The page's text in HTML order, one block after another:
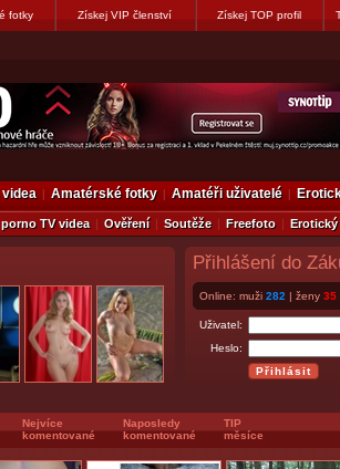
fotky Získej VIP členství Získej TOP profil
Amatérské fotky Amatéři uživatelé
porno TV videa Ověření Soutěže Freefoto
Přihlášení do
Online: muži 282 | ženy 35
Uživatel:
Heslo:
Nejvíce
komentované
Naposledy
komentované
TIP
měsíce